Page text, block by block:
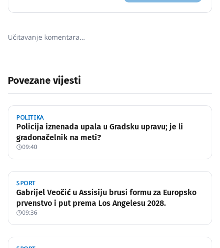
Učitavanje komentara…
Povezane vijesti
POLITIKA
Policija iznenada upala u Gradsku upravu; je li
gradonačelnik na meti?
09:40
SPORT
Gabrijel Veočić u Assisiju brusi formu za Europsko
prvenstvo i put prema Los Angelesu 2028.
09:36